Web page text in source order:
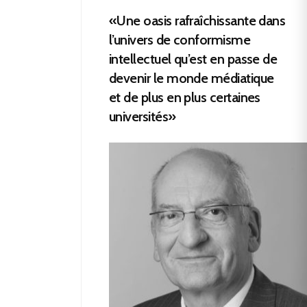
«Une oasis rafraîchissante dans
l’univers de conformisme
intellectuel qu’est en passe de
devenir le monde médiatique
et de plus en plus certaines
universités»